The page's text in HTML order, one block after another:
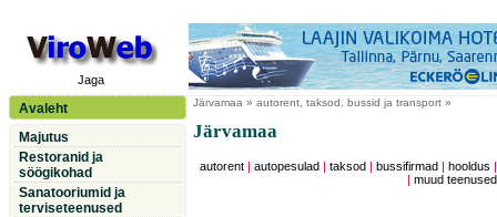
Jaga
Avaleht
Majutus
Restoranid ja
söögikohad
Sanatooriumid ja
terviseteenused
Järvamaa » autorent, taksod, bussid ja transport »
Järvamaa
autorent| autopesulad taksod bussifirmad hooldus
|muud teenused